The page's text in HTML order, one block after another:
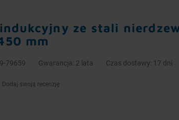
ze stali
mm
79659 Gwarancja: 2 lata Czas dostawy: 17 dni
Dodaj swoją recenzję